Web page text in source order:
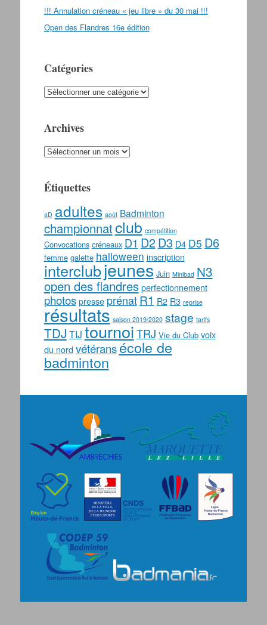
!!! Annulation créneau « jeu libre » du 30 mai !!!
Open des Flandres 16e édition
Catégories
Catégories
Archives
Archives
Étiquettes
aD adultes août Badminton
championnatclub compétition
Convocations créneaux D1 D2 D3 D4 D5 D6
femme galette halloween inscription
interclubjeunes Juin Minibad N3
open des flandres perfectionnement
photos presse prénat R1 R2 R3 reprise
résultats saison 2019/2020 stage tarifs
TDJ TIJ tournoiTRJ Vie du Club voix
du nord vétéransécole de
badminton